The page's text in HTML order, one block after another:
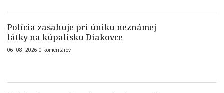
Polícia zasahuje pri úniku neznámej
látky na kúpalisku Diakovce
06. 08. 2026 0 komentárov